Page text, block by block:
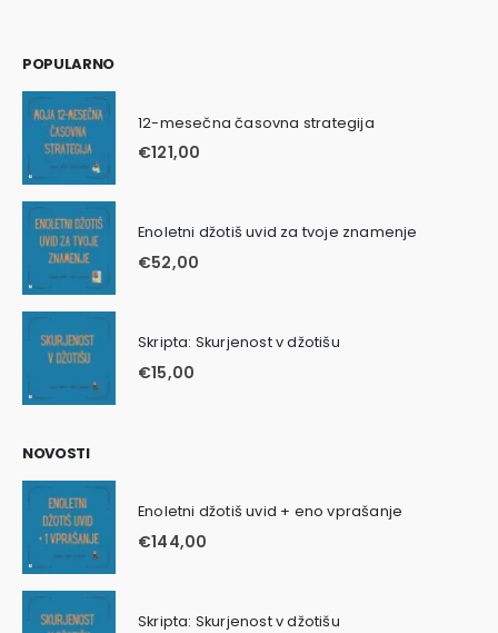
POPULARNO
12-mesečna časovna strategija
€121,00
Enoletni džotiš uvid za tvoje znamenje
€52,00
Skripta: Skurjenost v džotišu
€15,00
NOVOSTI
Enoletni džotiš uvid + eno vprašanje
€144,00
Skripta: Skurjenost v džotišu